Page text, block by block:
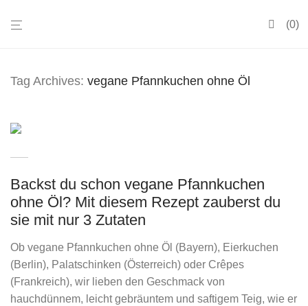
0
Tag Archives: vegane Pfannkuchen ohne Öl
Backst du schon vegane Pfannkuchen
ohne Öl? Mit diesem Rezept zauberst du
sie mit nur 3 Zutaten
Ob vegane Pfannkuchen ohne Öl (Bayern), Eierkuchen
(Berlin), Palatschinken (Österreich) oder Crêpes
(Frankreich), wir lieben den Geschmack von
hauchdünnem, leicht gebräuntem und saftigem Teig, wie er